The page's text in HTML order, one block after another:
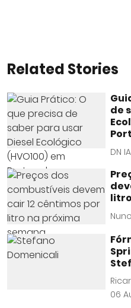
Related Stories
de
DN IA
06